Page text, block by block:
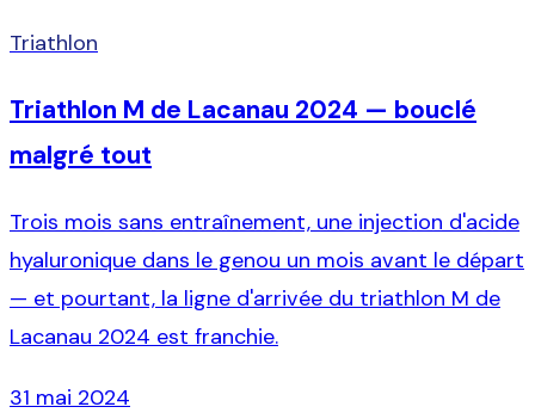
Triathlon
Triathlon M de Lacanau 2024 — bouclé
malgré tout
Trois mois sans entraînement, une injection d'acide
hyaluronique dans le genou un mois avant le départ
— et pourtant, la ligne d'arrivée du triathlon M de
Lacanau 2024 est franchie.
31 mai 2024